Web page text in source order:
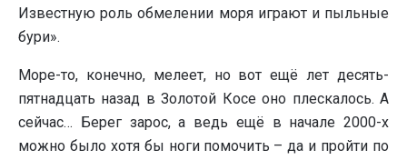
Известную роль обмелении моря играют и пыльные
бури».
Море-то, конечно, мелеет, но вот ещё лет десять-
пятнадцать назад в Золотой Косе оно плескалось. А
сейчас… Берег зарос, а ведь ещё в начале 2000-х
можно было хотя бы ноги помочить – да и пройти по